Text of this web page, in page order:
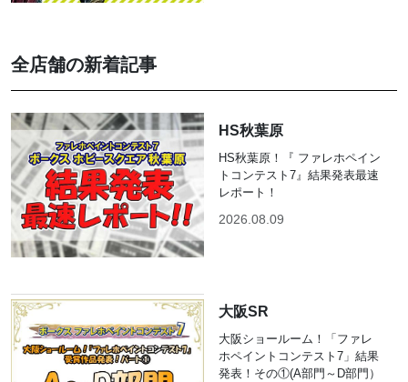
全店舗の新着記事
HS秋葉原
HS秋葉原！『 ファレホペイン
トコンテスト7』結果発表最速
レポート！
2026.08.09
大阪SR
大阪ショールーム！「ファレ
ホペイントコンテスト7」結果
発表！その①(A部門～D部門）